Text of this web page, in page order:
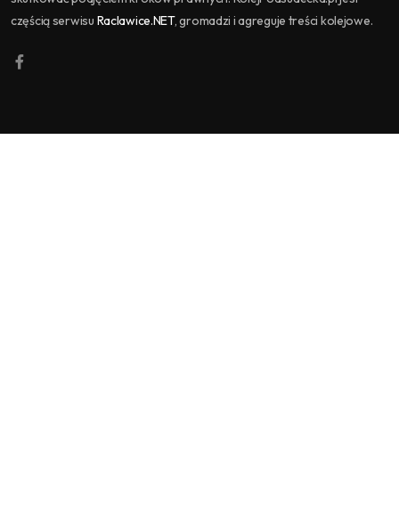
częścią serwisu Raclawice.NET, gromadzi i agreguje treści kolejowe.